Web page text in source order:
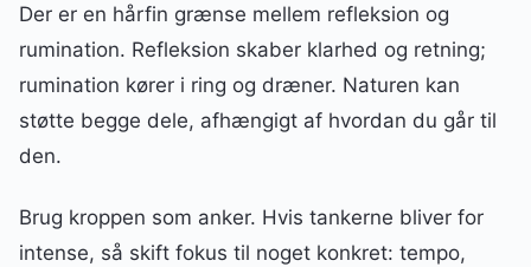
Der er en hårfin grænse mellem refleksion og
rumination. Refleksion skaber klarhed og retning;
rumination kører i ring og dræner. Naturen kan
støtte begge dele, afhængigt af hvordan du går til
den.
Brug kroppen som anker. Hvis tankerne bliver for
intense, så skift fokus til noget konkret: tempo,